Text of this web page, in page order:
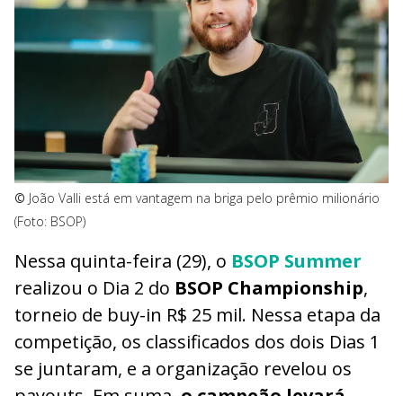
© João Valli está em vantagem na briga pelo prêmio milionário
(Foto: BSOP)
Nessa quinta-feira (29), o BSOP Summer
realizou o Dia 2 do BSOP Championship,
torneio de buy-in R$ 25 mil. Nessa etapa da
competição, os classificados dos dois Dias 1
se juntaram, e a organização revelou os